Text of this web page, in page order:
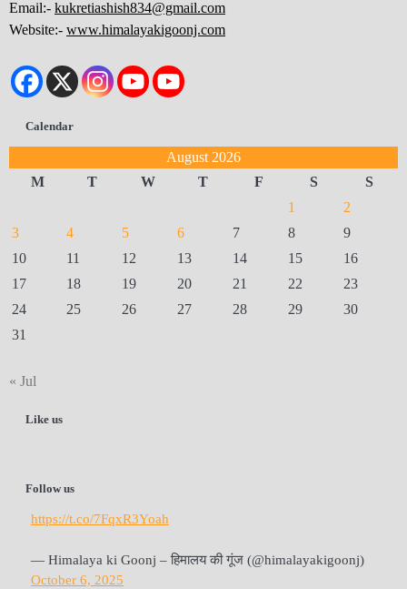
Email:- kukretiashish834@gmail.com
Website:- www.himalayakigoonj.com
Calendar
August 2026
M
T W T F S
S
1
2
3
4 5 6 7 8
9
10
11 12 13 14 15
16
17
18 19 20 21 22
23
24
25 26 27 28 29
30
31
« Jul
Like us
Follow us
https://t.co/7FqxR3Yoah
— Himalaya ki Goonj – हिमालय की गूंज (@himalayakigoonj)
October 6, 2025